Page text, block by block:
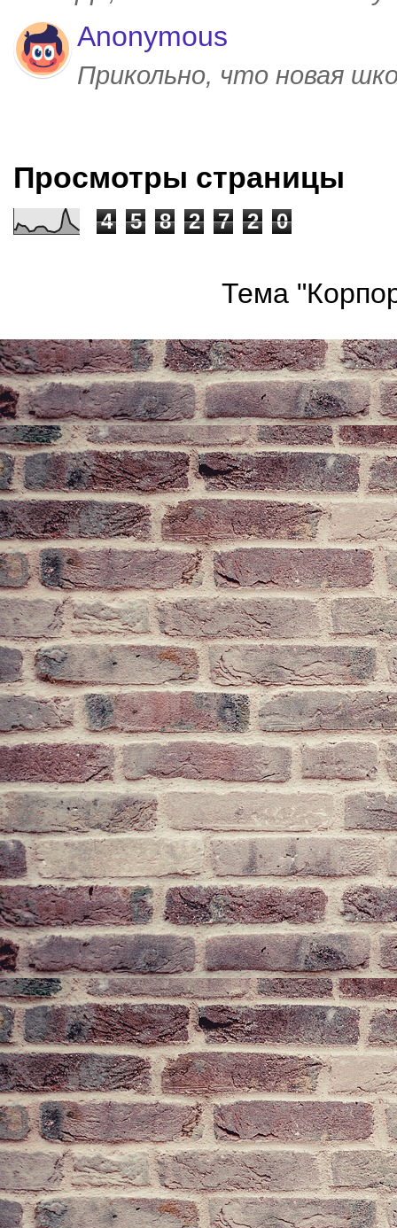
Anonymous
Прикольно, что новая
Просмотры страницы
4 5 8 2 7 2 0
Тема